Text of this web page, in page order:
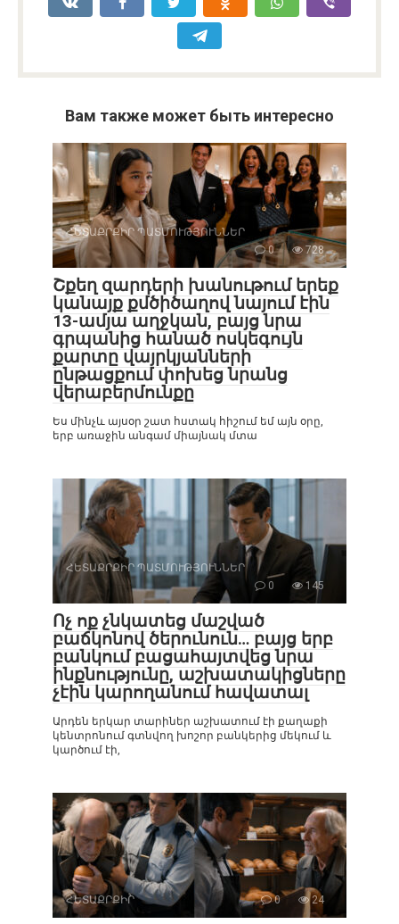
Вам также может быть интересно
ՀԵՏԱՔՐՔԻՐ ՊԱՏՄՈՒԹՅՈՒՆՆԵՐ
0
728
Շքեղ զարդերի խանութում երեք
կանայք քմծիծաղով նայում էին
13-ամյա աղջկան, բայց նրա
գրպանից հանած ոսկեգույն
քարտը վայրկյանների
ընթացքում փոխեց նրանց
վերաբերմունքը
Ես մինչև այսօր շատ հստակ հիշում եմ այն օրը,
երբ առաջին անգամ միայնակ մտա
ՀԵՏԱՔՐՔԻՐ ՊԱՏՄՈՒԹՅՈՒՆՆԵՐ
0
145
Ոչ ոք չնկատեց մաշված
բաճկոնով ծերունուն… բայց երբ
բանկում բացահայտվեց նրա
ինքնությունը, աշխատակիցները
չէին կարողանում հավատալ
Արդեն երկար տարիներ աշխատում էի քաղաքի
կենտրոնում գտնվող խոշոր բանկերից մեկում և
կարծում էի,
ՀԵՏԱՔՐՔԻՐ 0 24